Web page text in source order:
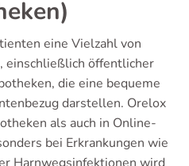
eine Vielzahl von
einschließlich öffentlicher
die eine bequeme
darstellen. Orelox
als auch in Online-
bei Erkrankungen wie
Harnwegsinfektionen wird